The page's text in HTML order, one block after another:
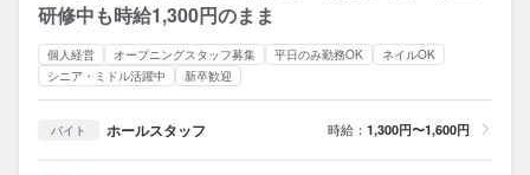
研修中も時給1,300円のまま
個人経営 オープニングスタッフ募集 平日のみ勤務OK
ネイルOK
シニア・ミドル活躍中
新卒歓迎
バイト ホールスタッフ 時給： 1,300円〜1,600円